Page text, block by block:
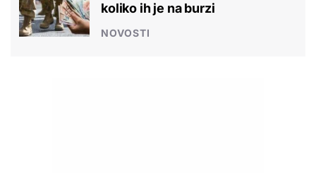
koliko ih je na burzi
NOVOSTI